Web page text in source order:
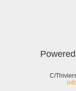
C/